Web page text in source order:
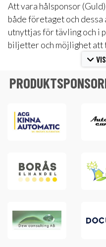
Att vara hålsponsor
både företaget och dessa
utnyttjas för tävling och i
biljetter och möjlighet att